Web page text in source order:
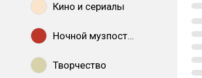
Кино и сериалы
Ночной музпостинг
Творчество